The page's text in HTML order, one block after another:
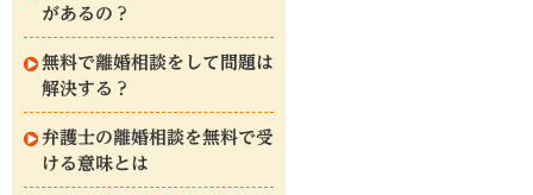
があるの？
無料で離婚相談をして問題は
解決する？
弁護士の離婚相談を無料で受
ける意味とは